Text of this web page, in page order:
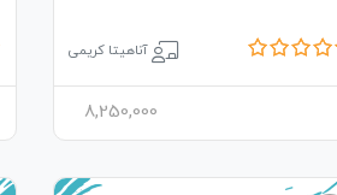
آناهیتا کریمی
8,250,000